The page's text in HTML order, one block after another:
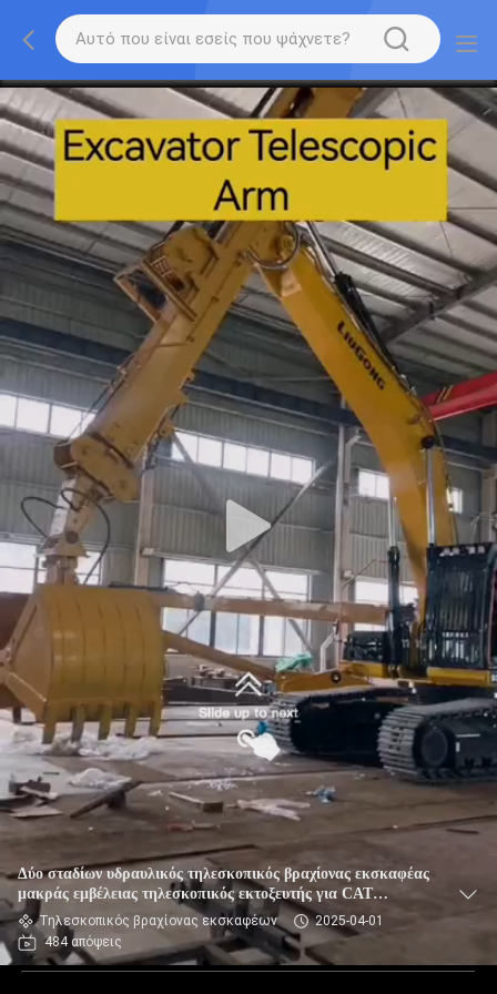
Δύο σταδίων υδραυλικός τηλεσκοπικός βραχίονας εκσκαφέας
μακράς εμβέλειας τηλεσκοπικός εκτοξευτής για CAT
Komatsu
Τηλεσκοπικός βραχίονας εκσκαφέων
2025-04-01
484 απόψεις